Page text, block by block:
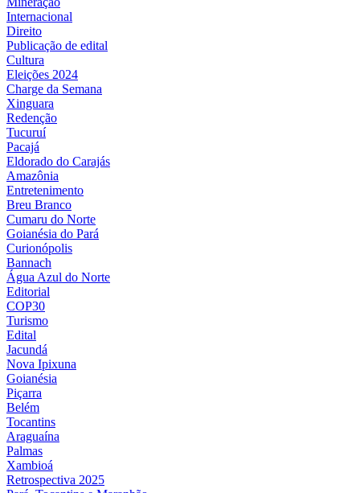
Internacional
Direito
Publicação de edital
Cultura
Eleições 2024
Charge da Semana
Xinguara
Redenção
Tucuruí
Pacajá
Eldorado do Carajás
Amazônia
Entretenimento
Breu Branco
Cumaru do Norte
Goianésia do Pará
Curionópolis
Bannach
Água Azul do Norte
Editorial
COP30
Turismo
Edital
Jacundá
Nova Ipixuna
Goianésia
Piçarra
Belém
Tocantins
Araguaína
Palmas
Xambioá
Retrospectiva 2025